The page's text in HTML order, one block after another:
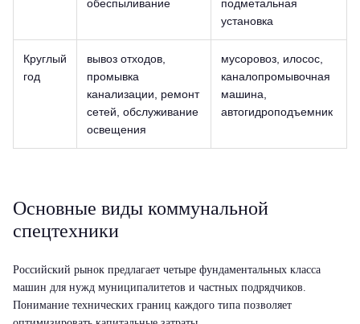
обеспыливание
подметальная
установка
Круглый
год
вывоз отходов,
промывка
канализации, ремонт
сетей, обслуживание
освещения
мусоровоз, илосос,
каналопромывочная
машина,
автогидроподъемник
Основные виды коммунальной
спецтехники
Российский рынок предлагает четыре фундаментальных класса
машин для нужд муниципалитетов и частных подрядчиков.
Понимание технических границ каждого типа позволяет